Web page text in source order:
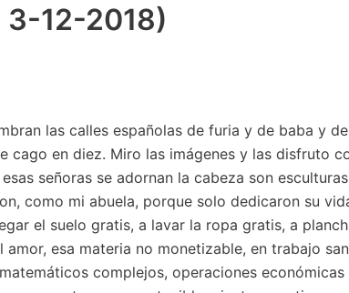
3-12-2018)
las calles españolas de furia y de baba y de
cago en diez. Miro las imágenes y las disfruto
señoras se adornan la cabeza son esculturas
como mi abuela, porque solo dedicaron su
el suelo gratis, a lavar la ropa gratis, a
esa materia no monetizable, en trabajo
complejos, operaciones económicas